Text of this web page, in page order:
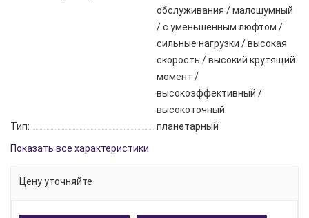
обслуживания / малошумный
/ с уменьшенным люфтом /
сильные нагрузки / высокая
скорость / высокий крутящий
момент /
высокоэффективный /
высокоточный
Тип:
планетарный
Показать все характеристики
Цену уточняйте